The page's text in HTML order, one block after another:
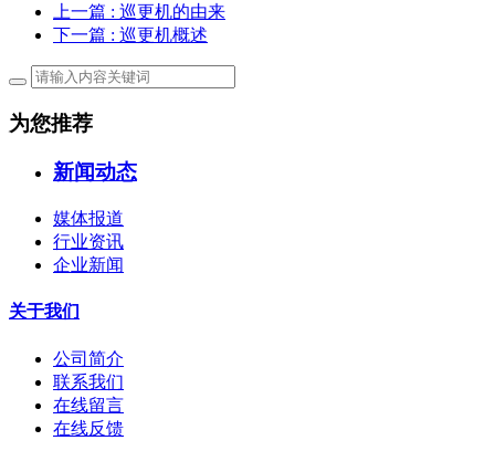
上一篇 : 巡更机的由来
下一篇 : 巡更机概述
为您推荐
新闻动态
媒体报道
行业资讯
企业新闻
关于我们
公司简介
联系我们
在线留言
在线反馈